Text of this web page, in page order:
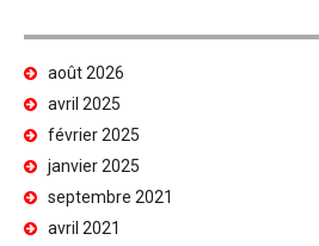
août 2026
avril 2025
février 2025
janvier 2025
septembre 2021
avril 2021